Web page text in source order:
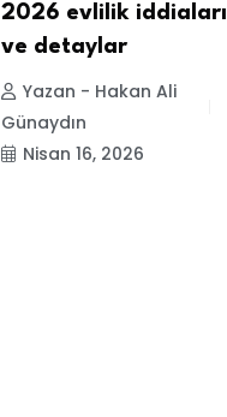
2026 evlilik iddiaları
ve detaylar
Yazan - Hakan Ali
Günaydın
Nisan 16, 2026